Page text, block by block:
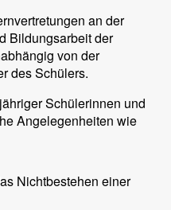
an der
Bildungsarbeit der
von der
des Schülers.
Schülerinnen und
Angelegenheiten wie
Nichtbestehen einer